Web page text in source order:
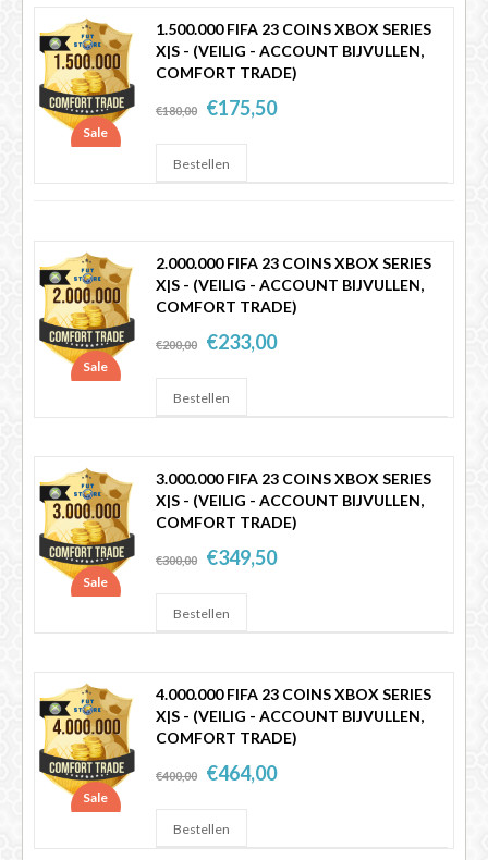
Sale
1.500.000 FIFA 23 COINS XBOX SERIES
X|S - (VEILIG - ACCOUNT BIJVULLEN,
COMFORT TRADE)
€180,00 €175,50
Sale
2.000.000 FIFA 23 COINS XBOX SERIES
X|S - (VEILIG - ACCOUNT BIJVULLEN,
COMFORT TRADE)
€200,00 €233,00
Sale
3.000.000 FIFA 23 COINS XBOX SERIES
X|S - (VEILIG - ACCOUNT BIJVULLEN,
COMFORT TRADE)
€300,00 €349,50
Sale
4.000.000 FIFA 23 COINS XBOX SERIES
X|S - (VEILIG - ACCOUNT BIJVULLEN,
COMFORT TRADE)
€400,00 €464,00